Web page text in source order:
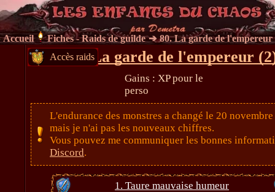
Accueil Fiches - Raids de guilde
80. La garde de l'empereur
Accès raids
80. La garde de l'empereur
Gains : XP pour le
perso
L'endurance des monstres a changé le 20
mais je n'ai pas les nouveaux chiffres.
Vous pouvez me communiquer les bonnes
Discord.
1. Taure mauvaise humeur